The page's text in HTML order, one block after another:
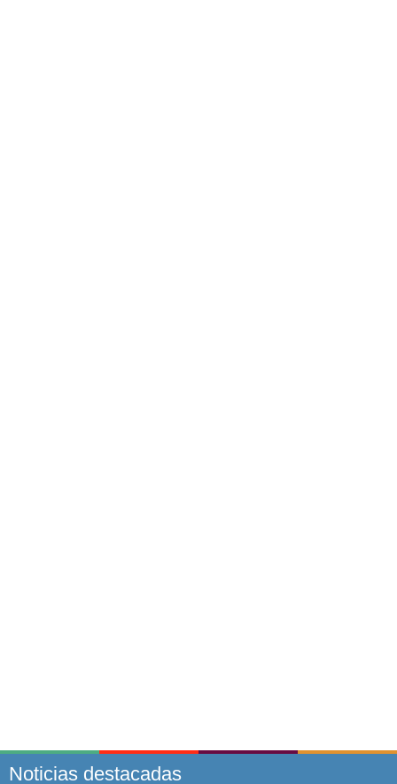
Noticias destacadas